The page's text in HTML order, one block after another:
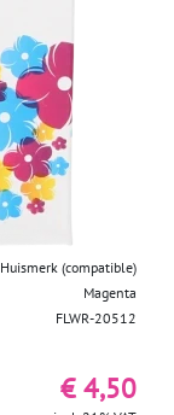
Huismerk (compatible)
Magenta
FLWR-20512
€ 4,50